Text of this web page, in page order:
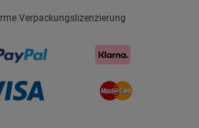
Verpackungslizenzierung